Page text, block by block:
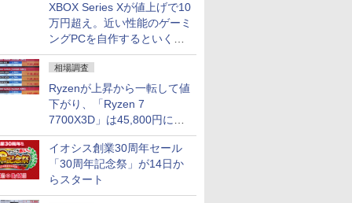
XBOX Series Xが値上げで10
万円超え。近い性能のゲーミ
ングPCを自作するといくら
になる？
相場調査
Ryzenが上昇から一転して値
下がり、「Ryzen 7
7700X3D」は45,800円に急
落し「Ryzen 7 7800X3D」
との価格逆転解消 [8月前半の
CPU価格]
イオシス創業30周年セール
「30周年記念祭」が14日か
らスタート